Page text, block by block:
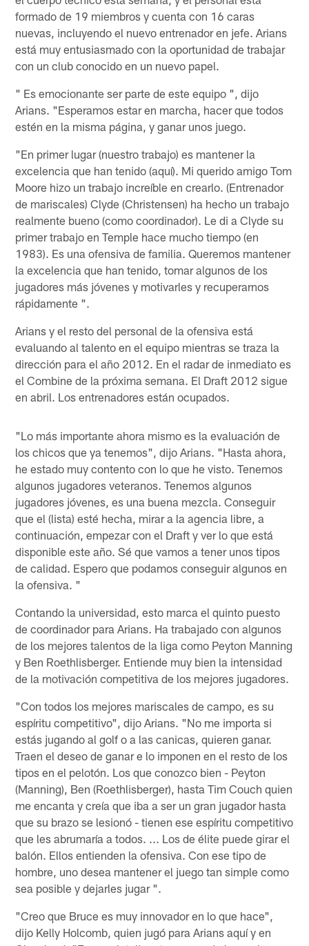
formado de 19 miembros y cuenta con 16 caras
nuevas, incluyendo el nuevo entrenador en jefe. Arians
está muy entusiasmado con la oportunidad de trabajar
con un club conocido en un nuevo papel.
" Es emocionante ser parte de este equipo ", dijo
Arians. "Esperamos estar en marcha, hacer que todos
estén en la misma página, y ganar unos juego.
"En primer lugar (nuestro trabajo) es mantener la
excelencia que han tenido (aquí). Mi querido amigo Tom
Moore hizo un trabajo increíble en crearlo. (Entrenador
de mariscales) Clyde (Christensen) ha hecho un trabajo
realmente bueno (como coordinador). Le di a Clyde su
primer trabajo en Temple hace mucho tiempo (en
1983). Es una ofensiva de familia. Queremos mantener
la excelencia que han tenido, tomar algunos de los
jugadores más jóvenes y motivarles y recuperarnos
rápidamente ".
Arians y el resto del personal de la ofensiva está
evaluando al talento en el equipo mientras se traza la
dirección para el año 2012. En el radar de inmediato es
el Combine de la próxima semana. El Draft 2012 sigue
en abril. Los entrenadores están ocupados.
"Lo más importante ahora mismo es la evaluación de
los chicos que ya tenemos", dijo Arians. "Hasta ahora,
he estado muy contento con lo que he visto. Tenemos
algunos jugadores veteranos. Tenemos algunos
jugadores jóvenes, es una buena mezcla. Conseguir
que el (lista) esté hecha, mirar a la agencia libre, a
continuación, empezar con el Draft y ver lo que está
disponible este año. Sé que vamos a tener unos tipos
de calidad. Espero que podamos conseguir algunos en
la ofensiva. "
Contando la universidad, esto marca el quinto puesto
de coordinador para Arians. Ha trabajado con algunos
de los mejores talentos de la liga como Peyton Manning
y Ben Roethlisberger. Entiende muy bien la intensidad
de la motivación competitiva de los mejores jugadores.
"Con todos los mejores mariscales de campo, es su
espíritu competitivo", dijo Arians. "No me importa si
estás jugando al golf o a las canicas, quieren ganar.
Traen el deseo de ganar e lo imponen en el resto de los
tipos en el pelotón. Los que conozco bien - Peyton
(Manning), Ben (Roethlisberger), hasta Tim Couch quien
me encanta y creía que iba a ser un gran jugador hasta
que su brazo se lesionó - tienen ese espíritu competitivo
que les abrumaría a todos. ... Los de élite puede girar el
balón. Ellos entienden la ofensiva. Con ese tipo de
hombre, uno desea mantener el juego tan simple como
sea posible y dejarles jugar ".
"Creo que Bruce es muy innovador en lo que hace",
dijo Kelly Holcomb, quien jugó para Arians aquí y en